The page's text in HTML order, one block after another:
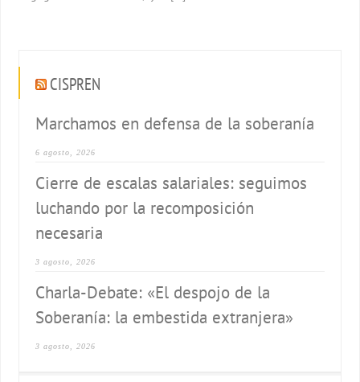
CISPREN
Marchamos en defensa de la soberanía
6 agosto, 2026
Cierre de escalas salariales: seguimos
luchando por la recomposición
necesaria
3 agosto, 2026
Charla-Debate: «El despojo de la
Soberanía: la embestida extranjera»
3 agosto, 2026